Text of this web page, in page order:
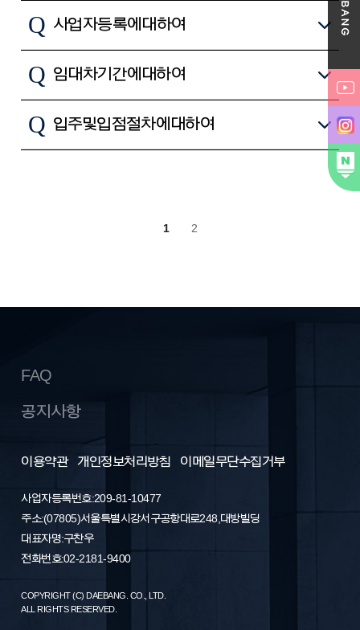
Q 사업자등록에 대하여
Q 임대차 기간에 대하여
Q 입주 및 입점 절차에 대하여
1 2
FAQ
공지사항
이용약관 개인정보처리방침 이메일무단수집거부
사업자등록번호: 209-81-10477
주소 : (07805) 서울특별시 강서구 공항대로 248, 대방빌딩
대표자명 : 구찬우
전화번호 : 02-2181-9400
COPYRIGHT (C) DAEBANG. CO., LTD.
ALL RIGHTS RESERVED.